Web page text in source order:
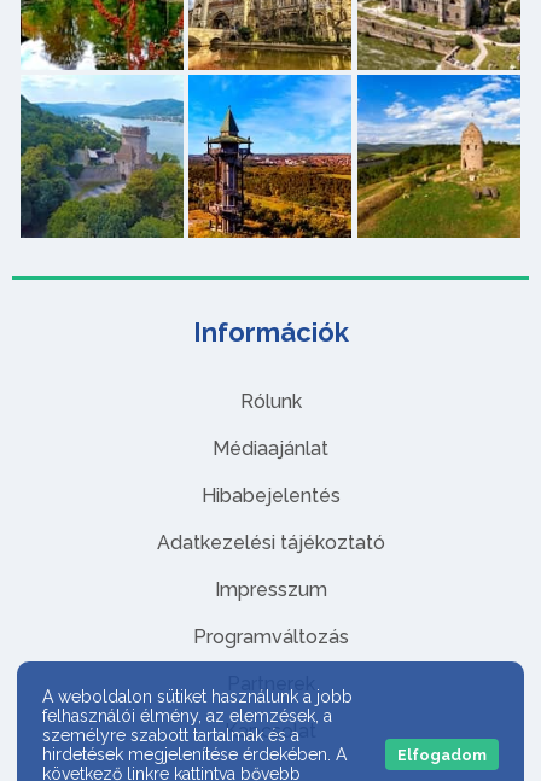
Információk
Rólunk
Médiaajánlat
Hibabejelentés
Adatkezelési tájékoztató
Impresszum
Programváltozás
Partnerek
Kapcsolat
A weboldalon sütiket használunk a jobb
felhasználói élmény, az elemzések, a
személyre szabott tartalmak és a
hirdetések megjelenítése érdekében. A
következő linkre kattintva bővebb
Elfogadom